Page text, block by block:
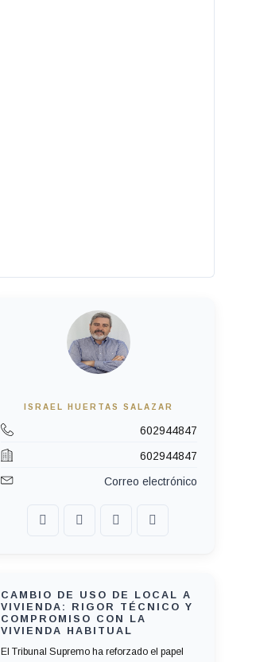
ISRAEL HUERTAS SALAZAR
602944847
602944847
Correo electrónico
CAMBIO DE USO DE LOCAL A
VIVIENDA: RIGOR TÉCNICO Y
COMPROMISO CON LA
VIVIENDA HABITUAL
El Tribunal Supremo ha reforzado el papel